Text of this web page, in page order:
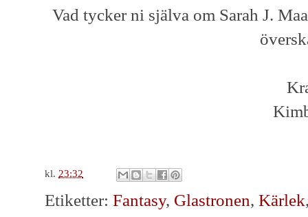
Vad tycker ni själva om Sarah J.
kl. 23:32
Etiketter: Fantasy, Glastronen, Kärlek